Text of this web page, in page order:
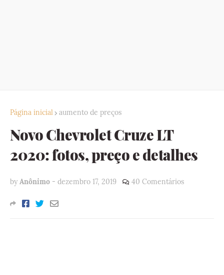
Página inicial aumento de preços
Novo Chevrolet Cruze LT
2020: fotos, preço e detalhes
by Anônimo - dezembro 17, 2019 40 Comentários